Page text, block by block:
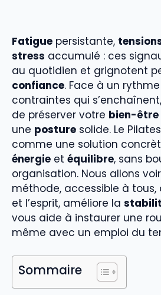
Fatigue persistante,
stress accumulé : ces
au quotidien et grignotent
confiance. Face à un
contraintes qui
de préserver votre bien-être
une posture solide. Le
comme une solution
énergie et équilibre, sans
organisation. Nous allons
méthode, accessible à tous,
et l’esprit, améliore la
vous aide à instaurer une
même avec un emploi du
Sommaire